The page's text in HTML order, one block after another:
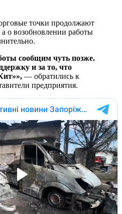
точки продолжают
о возобновлении работы
сообщим чуть позже.
и за то, что
— обратились к
предприятия.